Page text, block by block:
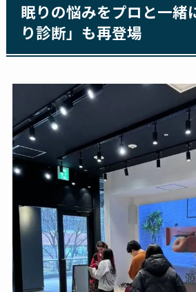
眠りの悩みをプロと一緒
り診断」も再登場